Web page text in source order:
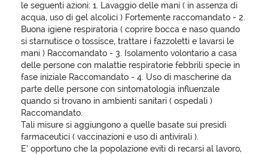
le seguenti azioni: 1. Lavaggio delle mani ( in assenza di
acqua, uso di gel alcolici ) Fortemente raccomandato - 2.
Buona igiene respiratoria ( coprire bocca e naso quando
si starnutisce o tossisce, trattare i fazzoletti e lavarsi le
mani ) Raccomandato - 3. Isolamento volontario a casa
delle persone con malattie respiratorie febbrili specie in
fase iniziale Raccomandato - 4. Uso di mascherine da
parte delle persone con sintomatologia influenzale
quando si trovano in ambienti sanitari ( ospedali )
Raccomandato.
Tali misure si aggiungono a quelle basate sui presidi
farmaceutici ( vaccinazioni e uso di antivirali ).
E’ opportuno che la popolazione eviti di recarsi al lavoro,